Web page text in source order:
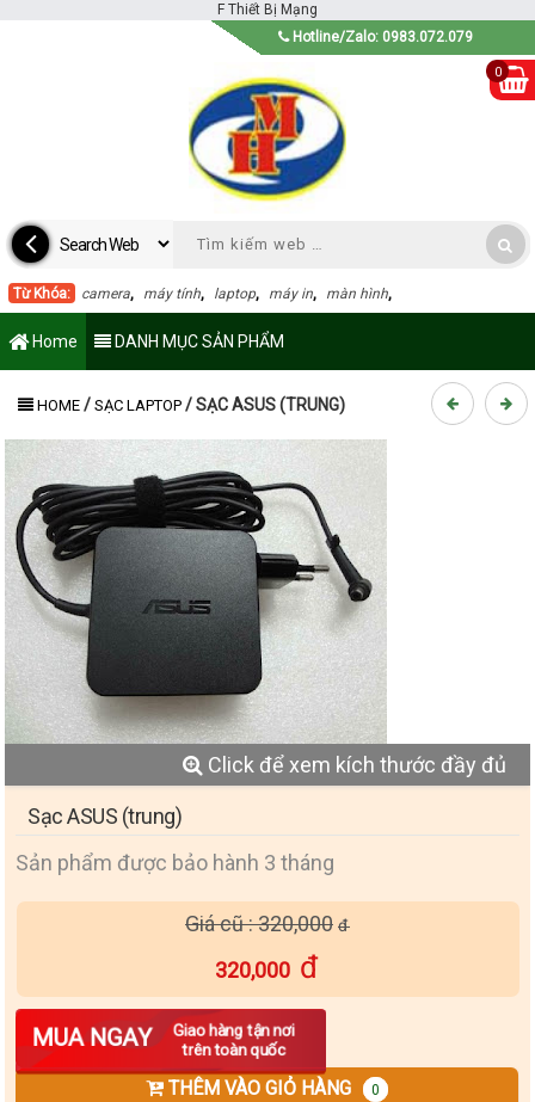
F Thiết Bị Mạng
Hotline/Zalo: 0983.072.079
Từ Khóa: camera, máy tính, laptop, máy in, màn hình,
Home DANH MỤC SẢN PHẨM
HOME / SẠC LAPTOP /SẠC ASUS (TRUNG)
Click để xem kích thước đầy đủ
Sạc ASUS (trung)
Sản phẩm được bảo hành 3 tháng
Giá cũ : 320,000
320,000
MUA NGAY
Giao hàng tận nơi
trên toàn quốc
Số lượng
THÊM VÀO GIỎ HÀNG
0
0